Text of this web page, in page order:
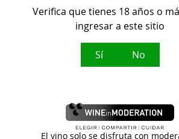
Tilenus Pieros
43,80€
Verifica que tienes 18 años o
ingresar a este sitio
Sí No
El vino solo se disfruta con